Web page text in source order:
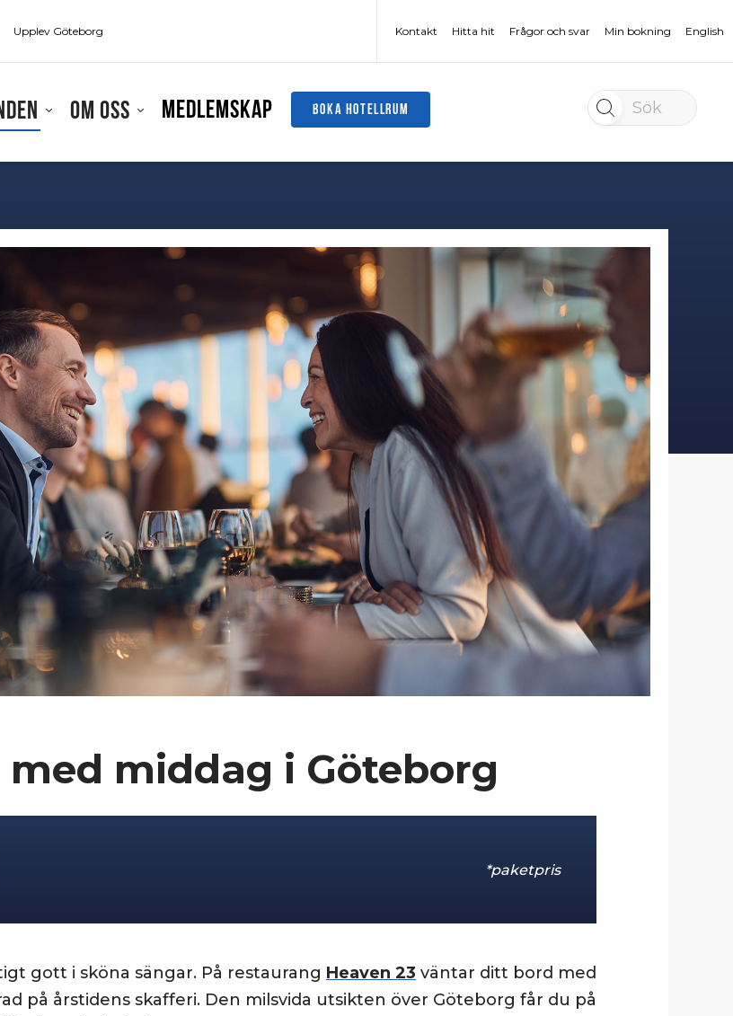
Upplev Göteborg Kontakt Hitta hit Frågor och svar Min bokning English
Om oss Medlemskap BOKA HOTELLRUM Sök
middag i Göteborg
*paketpris
gott i sköna sängar. På restaurang Heaven 23 väntar ditt bord med
på årstidens skafferi. Den milsvida utsikten över Göteborg får du på